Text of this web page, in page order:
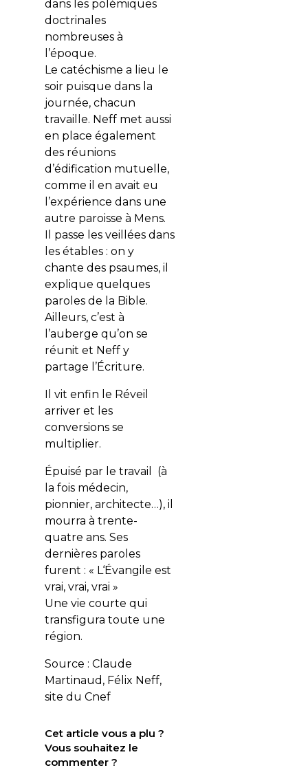
dans les polémiques
doctrinales
nombreuses à
l’époque.
Le catéchisme a lieu le
soir puisque dans la
journée, chacun
travaille. Neff met aussi
en place également
des réunions
d’édification mutuelle,
comme il en avait eu
l’expérience dans une
autre paroisse à Mens.
Il passe les veillées dans
les étables : on y
chante des psaumes, il
explique quelques
paroles de la Bible.
Ailleurs, c’est à
l’auberge qu’on se
réunit et Neff y
partage l’Écriture.
Il vit enfin le Réveil
arriver et les
conversions se
multiplier.
Épuisé par le travail (à
la fois médecin,
pionnier, architecte…), il
mourra à trente-
quatre ans. Ses
dernières paroles
furent : « L‘Évangile est
vrai, vrai, vrai »
Une vie courte qui
transfigura toute une
région.
Source : Claude
Martinaud, Félix Neff,
site du Cnef
Cet article vous a plu ?
Vous souhaitez le
commenter ?